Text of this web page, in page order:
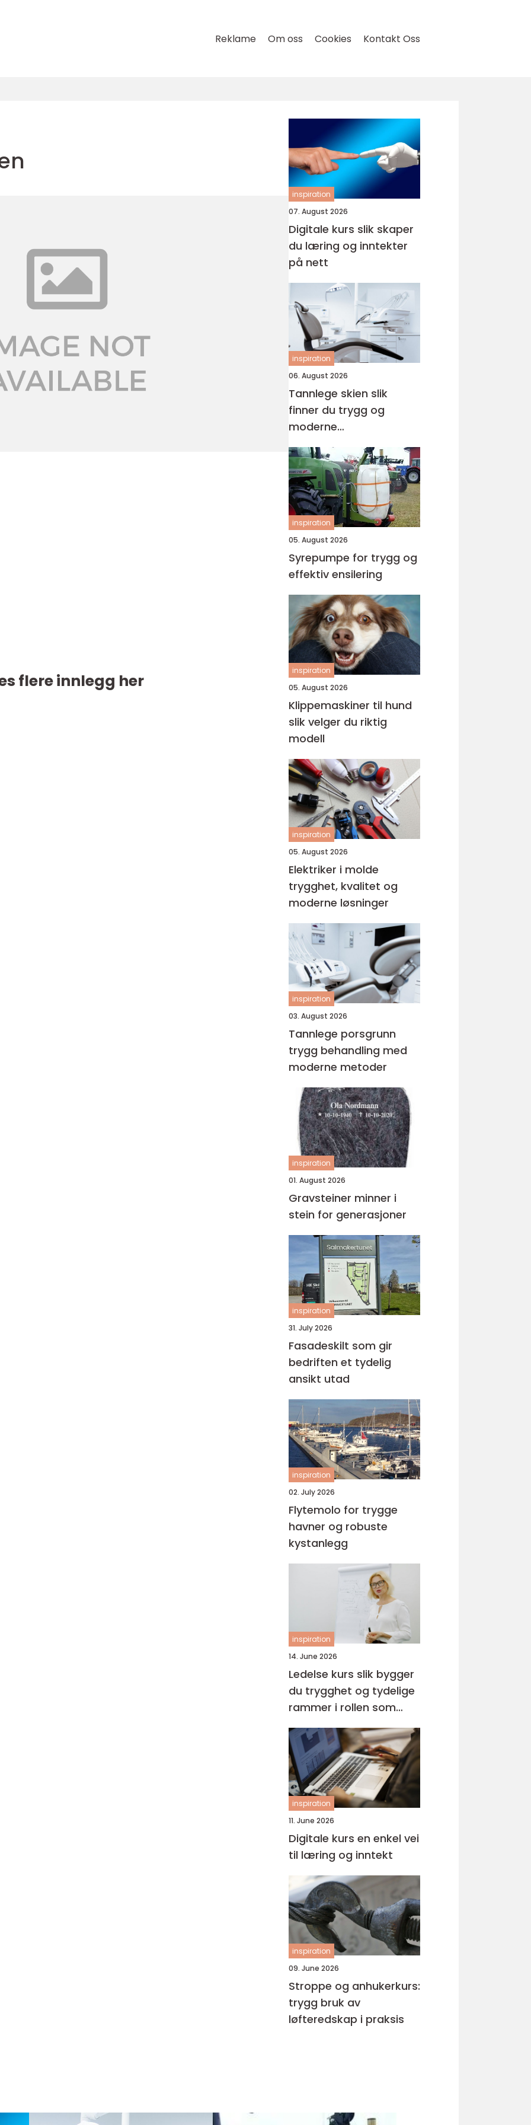
Reklame Om oss Cookies Kontakt Oss
flere innlegg her
inspiration
07. August 2026
Digitale kurs slik skaper
du læring og inntekter
på nett
inspiration
06. August 2026
Tannlege skien slik
finner du trygg og
moderne
tannbehandling
inspiration
05. August 2026
Syrepumpe for trygg og
effektiv ensilering
inspiration
05. August 2026
Klippemaskiner til hund
slik velger du riktig
modell
inspiration
05. August 2026
Elektriker i molde
trygghet, kvalitet og
moderne løsninger
inspiration
03. August 2026
Tannlege porsgrunn
trygg behandling med
moderne metoder
inspiration
01. August 2026
Gravsteiner minner i
stein for generasjoner
inspiration
31. July 2026
Fasadeskilt som gir
bedriften et tydelig
ansikt utad
inspiration
02. July 2026
Flytemolo for trygge
havner og robuste
kystanlegg
inspiration
14. June 2026
Ledelse kurs slik bygger
du trygghet og tydelige
rammer i rollen som
leder
inspiration
11. June 2026
Digitale kurs en enkel vei
til læring og inntekt
inspiration
09. June 2026
Stroppe og anhukerkurs:
trygg bruk av
løfteredskap i praksis